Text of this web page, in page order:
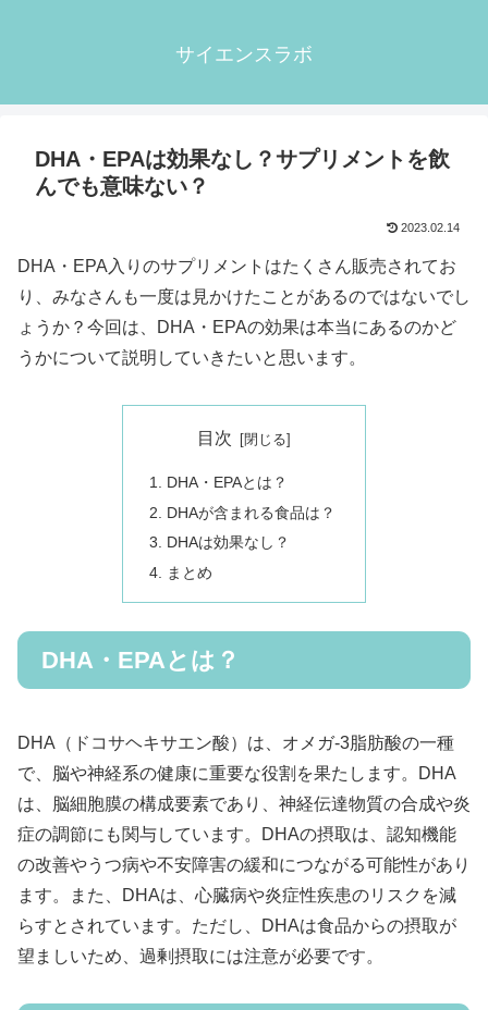
サイエンスラボ
DHA・EPAは効果なし？サプリメントを飲
んでも意味ない？
2023.02.14
DHA・EPA入りのサプリメントはたくさん販売されてお
り、みなさんも一度は見かけたことがあるのではないでし
ょうか？今回は、DHA・EPAの効果は本当にあるのかど
うかについて説明していきたいと思います。
目次
DHA・EPAとは？
DHAが含まれる食品は？
DHAは効果なし？
まとめ
DHA・EPAとは？
DHA（ドコサヘキサエン酸）は、オメガ-3脂肪酸の一種
で、脳や神経系の健康に重要な役割を果たします。DHA
は、脳細胞膜の構成要素であり、神経伝達物質の合成や炎
症の調節にも関与しています。DHAの摂取は、認知機能
の改善やうつ病や不安障害の緩和につながる可能性があり
ます。また、DHAは、心臓病や炎症性疾患のリスクを減
らすとされています。ただし、DHAは食品からの摂取が
望ましいため、過剰摂取には注意が必要です。